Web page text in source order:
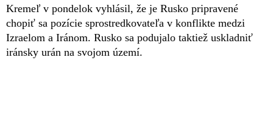
Kremeľ v pondelok vyhlásil, že je Rusko pripravené
chopiť sa pozície sprostredkovateľa v konflikte medzi
Izraelom a Iránom. Rusko sa podujalo taktiež uskladniť
iránsky urán na svojom území.